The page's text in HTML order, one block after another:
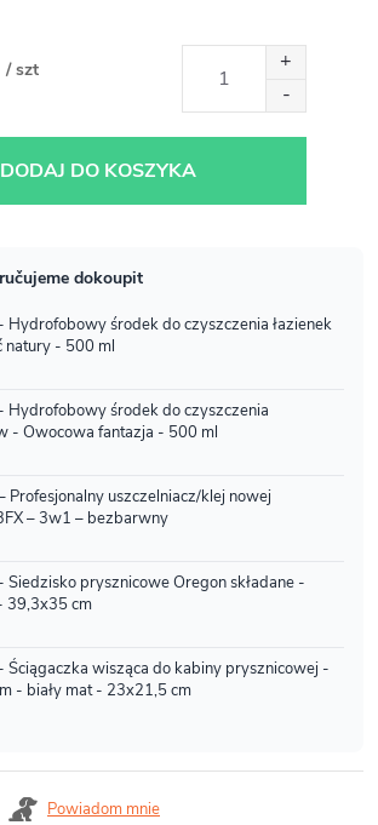
/ szt
DODAJ DO KOSZYKA
Powiadom mnie